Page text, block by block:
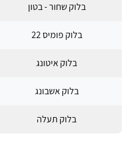
בלוק שחור - בטון
בלוק פומיס 22
בלוק איטונג
בלוק אשבונג
בלוק תעלה